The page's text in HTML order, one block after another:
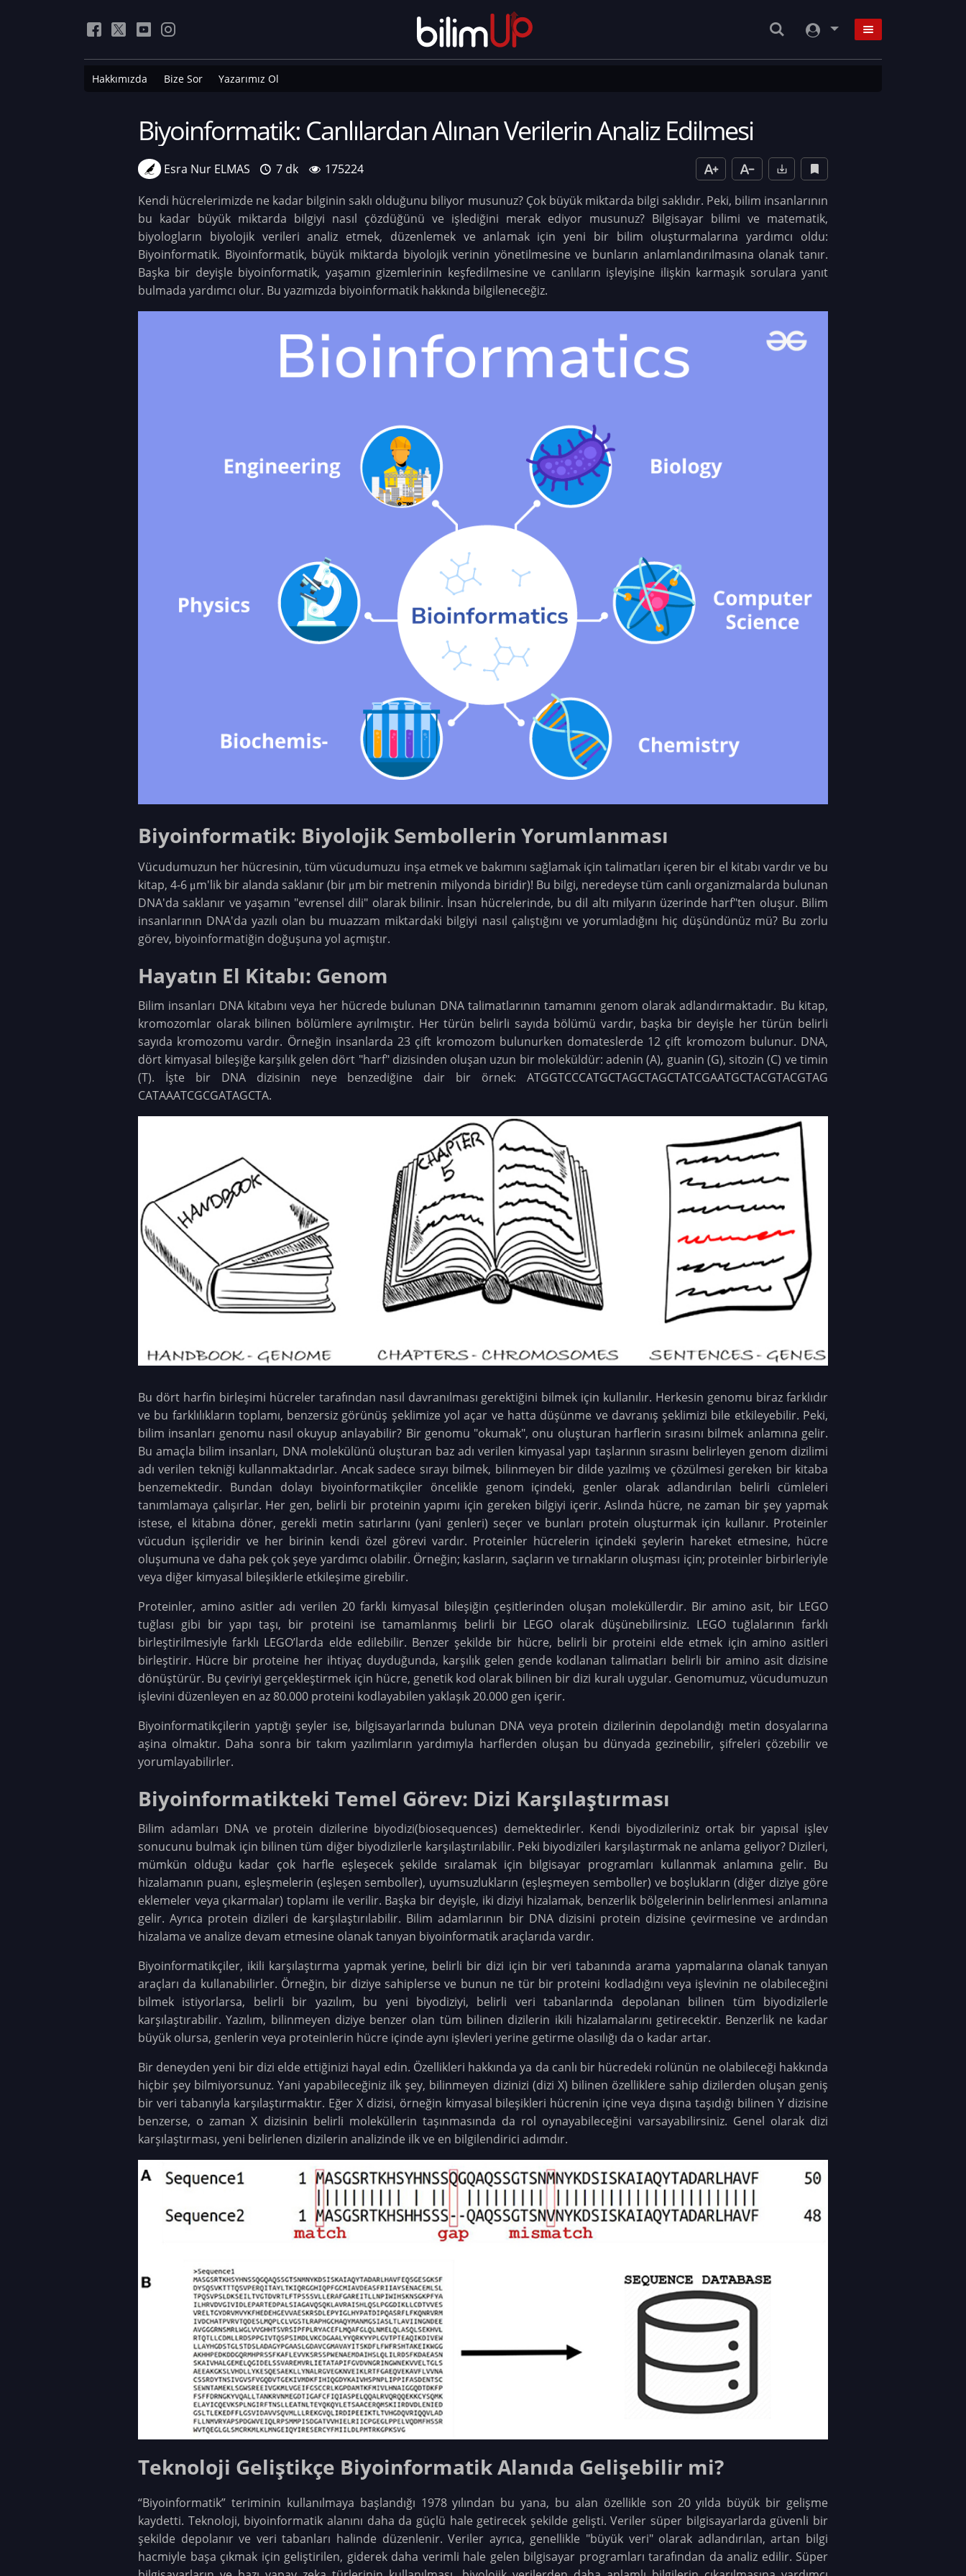
Hakkımızda Bize Sor Yazarımız Ol
Biyoinformatik: Canlılardan Alınan Verilerin Analiz Edilmesi
Esra Nur ELMAS 7 dk
175224
Kendi hücrelerimizde ne kadar bilginin saklı olduğunu biliyor musunuz? Çok büyük miktarda bilgi saklıdır. Peki, bilim insanlarının
bu kadar büyük miktarda bilgiyi nasıl çözdüğünü ve işlediğini merak ediyor musunuz? Bilgisayar bilimi ve matematik,
biyologların biyolojik verileri analiz etmek, düzenlemek ve anlamak için yeni bir bilim oluşturmalarına yardımcı oldu:
Biyoinformatik. Biyoinformatik, büyük miktarda biyolojik verinin yönetilmesine ve bunların anlamlandırılmasına olanak tanır.
Başka bir deyişle biyoinformatik, yaşamın gizemlerinin keşfedilmesine ve canlıların işleyişine ilişkin karmaşık sorulara yanıt
bulmada yardımcı olur. Bu yazımızda biyoinformatik hakkında bilgileneceğiz.
Biyoinformatik: Biyolojik Sembollerin Yorumlanması
Vücudumuzun her hücresinin, tüm vücudumuzu inşa etmek ve bakımını sağlamak için talimatları içeren bir el kitabı vardır ve bu
kitap, 4-6 μm'lik bir alanda saklanır (bir μm bir metrenin milyonda biridir)! Bu bilgi, neredeyse tüm canlı organizmalarda bulunan
DNA'da saklanır ve yaşamın "evrensel dili" olarak bilinir. İnsan hücrelerinde, bu dil altı milyarın üzerinde harf"ten oluşur. Bilim
insanlarının DNA'da yazılı olan bu muazzam miktardaki bilgiyi nasıl çalıştığını ve yorumladığını hiç düşündünüz mü? Bu zorlu
görev, biyoinformatiğin doğuşuna yol açmıştır.
Hayatın El Kitabı: Genom
Bilim insanları DNA kitabını veya her hücrede bulunan DNA talimatlarının tamamını genom olarak adlandırmaktadır. Bu kitap,
kromozomlar olarak bilinen bölümlere ayrılmıştır. Her türün belirli sayıda bölümü vardır, başka bir deyişle her türün belirli
sayıda kromozomu vardır. Örneğin insanlarda 23 çift kromozom bulunurken domateslerde 12 çift kromozom bulunur. DNA,
dört kimyasal bileşiğe karşılık gelen dört "harf" dizisinden oluşan uzun bir moleküldür: adenin (A), guanin (G), sitozin (C) ve timin
(T). İşte bir DNA dizisinin neye benzediğine dair bir örnek: ATGGTCCCATGCTAGCTAGCTATCGAATGCTACGTACGTAG
CATAAATCGCGATAGCTA.
Bu dört harfin birleşimi hücreler tarafından nasıl davranılması gerektiğini bilmek için kullanılır. Herkesin genomu biraz farklıdır
ve bu farklılıkların toplamı, benzersiz görünüş şeklimize yol açar ve hatta düşünme ve davranış şeklimizi bile etkileyebilir. Peki,
bilim insanları genomu nasıl okuyup anlayabilir? Bir genomu "okumak", onu oluşturan harflerin sırasını bilmek anlamına gelir.
Bu amaçla bilim insanları, DNA molekülünü oluşturan baz adı verilen kimyasal yapı taşlarının sırasını belirleyen genom dizilimi
adı verilen tekniği kullanmaktadırlar. Ancak sadece sırayı bilmek, bilinmeyen bir dilde yazılmış ve çözülmesi gereken bir kitaba
benzemektedir. Bundan dolayı biyoinformatikçiler öncelikle genom içindeki, genler olarak adlandırılan belirli cümleleri
tanımlamaya çalışırlar. Her gen, belirli bir proteinin yapımı için gereken bilgiyi içerir. Aslında hücre, ne zaman bir şey yapmak
istese, el kitabına döner, gerekli metin satırlarını (yani genleri) seçer ve bunları protein oluşturmak için kullanır. Proteinler
vücudun işçileridir ve her birinin kendi özel görevi vardır. Proteinler hücrelerin içindeki şeylerin hareket etmesine, hücre
oluşumuna ve daha pek çok şeye yardımcı olabilir. Örneğin; kasların, saçların ve tırnakların oluşması için; proteinler birbirleriyle
veya diğer kimyasal bileşiklerle etkileşime girebilir.
Proteinler, amino asitler adı verilen 20 farklı kimyasal bileşiğin çeşitlerinden oluşan moleküllerdir. Bir amino asit, bir LEGO
tuğlası gibi bir yapı taşı, bir proteini ise tamamlanmış belirli bir LEGO olarak düşünebilirsiniz. LEGO tuğlalarının farklı
birleştirilmesiyle farklı LEGO’larda elde edilebilir. Benzer şekilde bir hücre, belirli bir proteini elde etmek için amino asitleri
birleştirir. Hücre bir proteine ​​her ihtiyaç duyduğunda, karşılık gelen gende kodlanan talimatları belirli bir amino asit dizisine
dönüştürür. Bu çeviriyi gerçekleştirmek için hücre, genetik kod olarak bilinen bir dizi kuralı uygular. Genomumuz, vücudumuzun
işlevini düzenleyen en az 80.000 proteini kodlayabilen yaklaşık 20.000 gen içerir.
Biyoinformatikçilerin yaptığı şeyler ise, bilgisayarlarında bulunan DNA veya protein dizilerinin depolandığı metin dosyalarına
aşina olmaktır. Daha sonra bir takım yazılımların yardımıyla harflerden oluşan bu dünyada gezinebilir, şifreleri çözebilir ve
yorumlayabilirler.
Biyoinformatikteki Temel Görev: Dizi Karşılaştırması
Bilim adamları DNA ve protein dizilerine biyodizi(biosequences) demektedirler. Kendi biyodizileriniz ortak bir yapısal işlev
sonucunu bulmak için bilinen tüm diğer biyodizilerle karşılaştırılabilir. Peki biyodizileri karşılaştırmak ne anlama geliyor? Dizileri,
mümkün olduğu kadar çok harfle eşleşecek şekilde sıralamak için bilgisayar programları kullanmak anlamına gelir. Bu
hizalamanın puanı, eşleşmelerin (eşleşen semboller), uyumsuzlukların (eşleşmeyen semboller) ve boşlukların (diğer diziye göre
eklemeler veya çıkarmalar) toplamı ile verilir. Başka bir deyişle, iki diziyi hizalamak, benzerlik bölgelerinin belirlenmesi anlamına
gelir. Ayrıca protein dizileri de karşılaştırılabilir. Bilim adamlarının bir DNA dizisini protein dizisine çevirmesine ve ardından
hizalama ve analize devam etmesine olanak tanıyan biyoinformatik araçlarıda vardır.
Biyoinformatikçiler, ikili karşılaştırma yapmak yerine, belirli bir dizi için bir veri tabanında arama yapmalarına olanak tanıyan
araçları da kullanabilirler. Örneğin, bir diziye sahiplerse ve bunun ne tür bir proteini kodladığını veya işlevinin ne olabileceğini
bilmek istiyorlarsa, belirli bir yazılım, bu yeni biyodiziyi, belirli veri tabanlarında depolanan bilinen tüm biyodizilerle
karşılaştırabilir. Yazılım, bilinmeyen diziye benzer olan tüm bilinen dizilerin ikili hizalamalarını getirecektir. Benzerlik ne kadar
büyük olursa, genlerin veya proteinlerin hücre içinde aynı işlevleri yerine getirme olasılığı da o kadar artar.
Bir deneyden yeni bir dizi elde ettiğinizi hayal edin. Özellikleri hakkında ya da canlı bir hücredeki rolünün ne olabileceği hakkında
hiçbir şey bilmiyorsunuz. Yani yapabileceğiniz ilk şey, bilinmeyen dizinizi (dizi X) bilinen özelliklere sahip dizilerden oluşan geniş
bir veri tabanıyla karşılaştırmaktır. Eğer X dizisi, örneğin kimyasal bileşikleri hücrenin içine veya dışına taşıdığı bilinen Y dizisine
benzerse, o zaman X dizisinin belirli moleküllerin taşınmasında da rol oynayabileceğini varsayabilirsiniz. Genel olarak dizi
karşılaştırması, yeni belirlenen dizilerin analizinde ilk ve en bilgilendirici adımdır.
Teknoloji Geliştikçe Biyoinformatik Alanıda Gelişebilir mi?
“Biyoinformatik” teriminin kullanılmaya başlandığı 1978 yılından bu yana, bu alan özellikle son 20 yılda büyük bir gelişme
kaydetti. Teknoloji, biyoinformatik alanını daha da güçlü hale getirecek şekilde gelişti. Veriler süper bilgisayarlarda güvenli bir
şekilde depolanır ve veri tabanları halinde düzenlenir. Veriler ayrıca, genellikle "büyük veri" olarak adlandırılan, artan bilgi
hacmiyle başa çıkmak için geliştirilen, giderek daha verimli hale gelen bilgisayar programları tarafından da analiz edilir. Süper